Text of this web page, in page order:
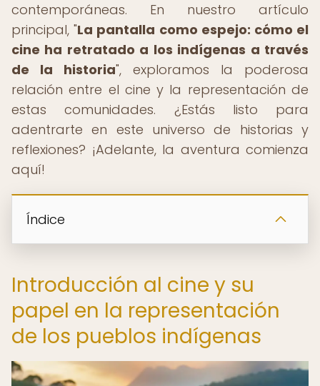
contemporáneas. En nuestro artículo
principal, "La pantalla como espejo: cómo el
cine ha retratado a los indígenas a través
de la historia", exploramos la poderosa
relación entre el cine y la representación de
estas comunidades. ¿Estás listo para
adentrarte en este universo de historias y
reflexiones? ¡Adelante, la aventura comienza
aquí!
Índice
Introducción al cine y su
papel en la representación
de los pueblos indígenas